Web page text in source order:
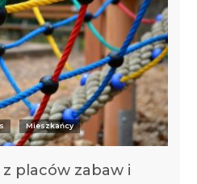
Mieszkańcy
placów zabaw i